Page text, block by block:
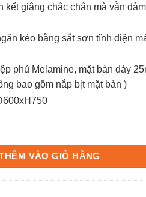
kết giằng chắc chắn mà vẫn
kéo bằng sắt sơn tĩnh điện
phủ Melamine, mặt bàn dày
bao gồm nắp bịt mặt bàn )
1902B16H5 số lượng
VÀO GIỎ HÀNG